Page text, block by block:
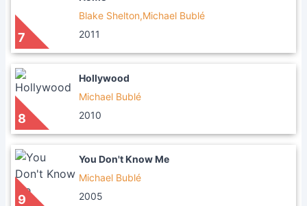
7
Blake Shelton,Michael Bublé
2011
8
Hollywood
Michael Bublé
2010
9
You Don't Know Me
Michael Bublé
2005